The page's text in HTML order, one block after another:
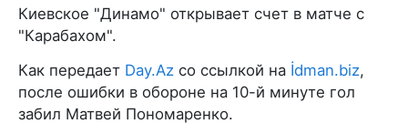
Киевское "Динамо" открывает счет в матче с
"Карабахом".
Как передает Day.Az со ссылкой на İdman.biz,
после ошибки в обороне на 10-й минуте гол
забил Матвей Пономаренко.